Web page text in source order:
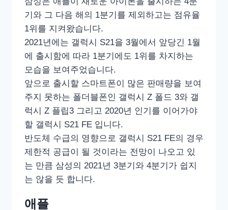
기와 그 다음 해의 1분기를 제외하고는 점유율
1위를 지켜왔습니다.
2021년에는 갤럭시 S21을 3월에서 앞당긴 1월
에 출시함에 따라 1분기에도 1위를 차지하는
모습을 보여주었습니다.
앞으로 출시할 스마트폰이 많은 판매량을 보여
주지 못하는 폴더블폰인 갤럭시 Z 폴드 3와 갤
럭시 Z 플립3 그리고 2020년 인기를 이어가야
할 갤럭시 S21 FE 입니다.
반도체 수급의 영향으로 갤럭시 S21 FE의 경우
제한적 공급이 될 것이라는 전망이 나오고 있
는 만큼 삼성의 2021년 3분기와 4분기가 쉽지
는 않을 듯 합니다.
애플